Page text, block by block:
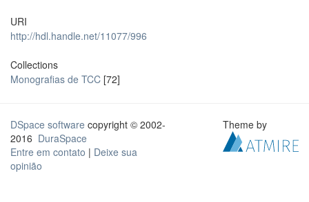
URI
http://hdl.handle.net/11077/996
Collections
Monografias de TCC [72]
DSpace software copyright © 2002-
2016 DuraSpace
Entre em contato | Deixe sua
opinião
Theme by